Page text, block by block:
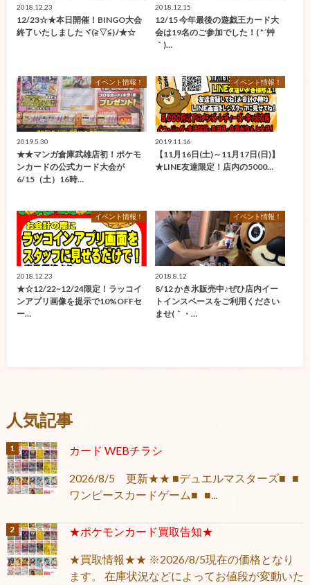
2018.12.23
12/23☆★本日開催！BINGO大会
終了いたしましたヾ(≧▽≦)ﾉ★☆
2018.12.15
12/15 今年最後の遊戯王カード大
会は19名のご参加でした！( *´艸
｀)…
イベント情報！
2019.5.30
★★マンガ倉庫武雄店初！ポケモ
ンカードの公式カード大会が
6/15（土）16時…
イベント情報！
2019.11.16
【11月16日(土)～11月17日(日)】
★LINE友達限定！店内の5000…
イベント情報！
2018.12.23
★☆12/22~12/24限定！ラッコイ
ンアプリ画像を提示で10%OFFセ
ー…
イベント情報！
2018.8.12
8/12 かき氷販売中♪ぜひ店内イー
トインスペースをご利用ください
ませ(｀・…
人気記事
カード WEBチラシ
2026/8/5 更新★★ ■デュエルマスターズ■ ■
ワンピースカードゲーム■ ■...
★ポケモンカード買取告知★
★買取情報★★ ※2026/8/5現在の価格となり
ます。 在庫状況などによってお値段が変動いた